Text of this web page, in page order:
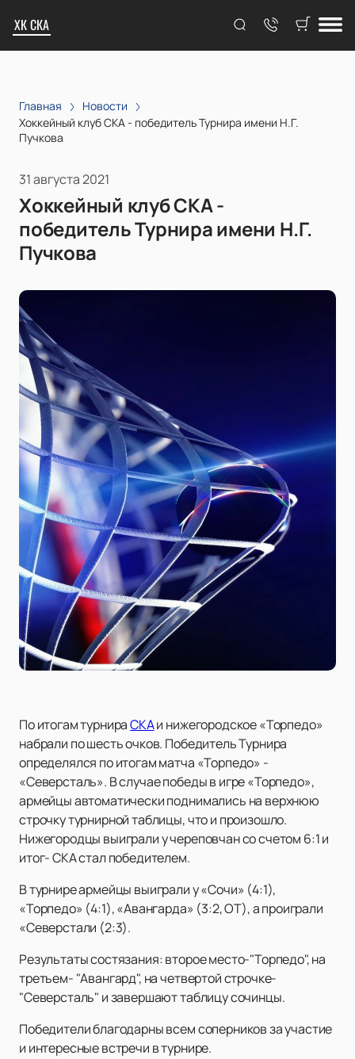
ХК СКА
Главная
Новости
Хоккейный клуб СКА - победитель Турнира имени Н.Г.
Пучкова
31 августа 2021
Хоккейный клуб СКА -
победитель Турнира имени Н.Г.
Пучкова
По итогам турнираСКАи нижегородское «Торпедо»
набрали по шесть очков. Победитель Турнира
определялся по итогам матча «Торпедо» -
«Северсталь». В случае победы в игре «Торпедо»,
армейцы автоматически поднимались на верхнюю
строчку турнирной таблицы, что и произошло.
Нижегородцы выиграли у череповчан со счетом 6:1 и
итог- СКА стал победителем.
В турнире армейцы выиграли у «Сочи» (4:1),
«Торпедо» (4:1), «Авангарда» (3:2, ОТ), а проиграли
«Северстали (2:3).
Результаты состязания: второе место-"Торпедо", на
третьем- "Авангард", на четвертой строчке-
"Северсталь" и завершают таблицу сочинцы.
Победители благодарны всем соперников за участие
и интересные встречи в турнире.